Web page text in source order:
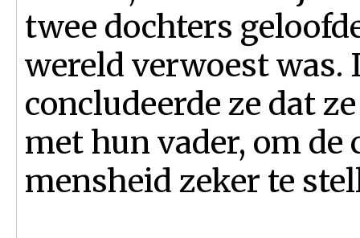
twee dochters
wereld verwoest was.
concludeerde ze dat
met hun vader, om
mensheid zeker te